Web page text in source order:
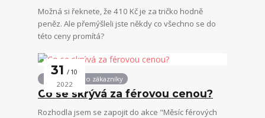
Možná si řeknete, že 410 Kč je za tričko hodně
peněz. Ale přemýšleli jste někdy co všechno se do
této ceny promítá?
31 10
2022
Informace pro zákazníky
Co se skrývá za férovou cenou?
Rozhodla jsem se zapojit do akce "Měsíc férových